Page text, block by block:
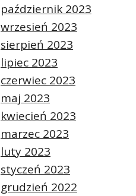
październik 2023
wrzesień 2023
sierpień 2023
lipiec 2023
czerwiec 2023
maj 2023
kwiecień 2023
marzec 2023
luty 2023
styczeń 2023
grudzień 2022